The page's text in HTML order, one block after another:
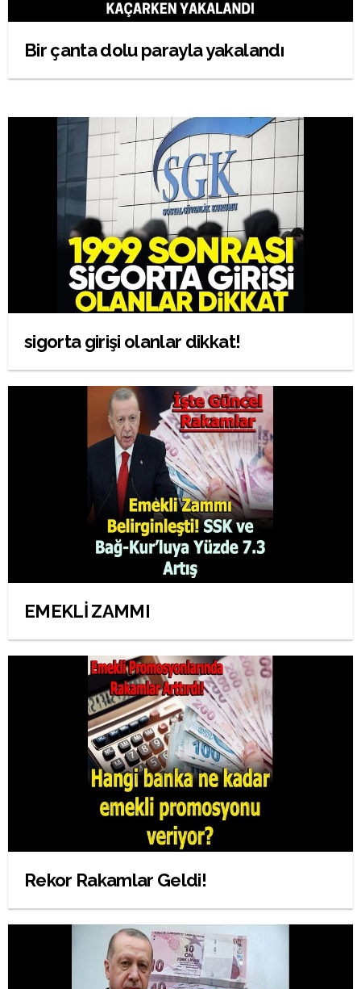
Bir çanta dolu parayla yakalandı
sigorta girişi olanlar dikkat!
EMEKLİ ZAMMI
Rekor Rakamlar Geldi!